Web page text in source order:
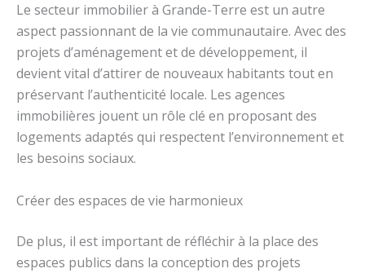
Le secteur immobilier à Grande-Terre est un autre
aspect passionnant de la vie communautaire. Avec des
projets d’aménagement et de développement, il
devient vital d’attirer de nouveaux habitants tout en
préservant l’authenticité locale. Les agences
immobilières jouent un rôle clé en proposant des
logements adaptés qui respectent l’environnement et
les besoins sociaux.
Créer des espaces de vie harmonieux
De plus, il est important de réfléchir à la place des
espaces publics dans la conception des projets